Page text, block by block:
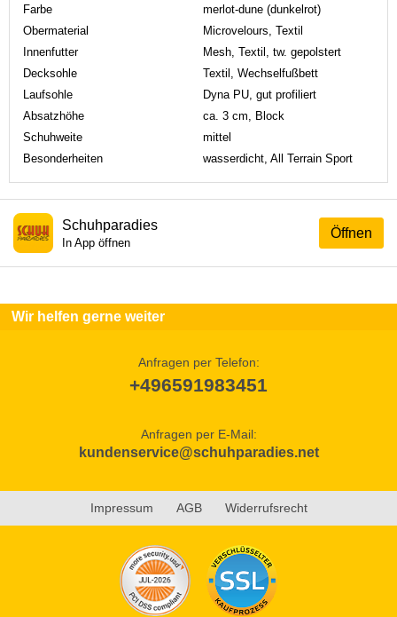
Farbe
merlot-dune (dunkelrot)
Obermaterial
Microvelours, Textil
Innenfutter
Mesh, Textil, tw. gepolstert
Decksohle
Textil, Wechselfußbett
Laufsohle
Dyna PU, gut profiliert
Absatzhöhe
ca. 3 cm, Block
Schuhweite
mittel
Besonderheiten
wasserdicht, All Terrain Sport
Öffnen
Schuhparadies
In App öffnen
Wir helfen gerne weiter
Anfragen per Telefon:
+496591983451
Anfragen per E-Mail:
kundenservice@schuhparadies.net
Impressum AGB Widerrufsrecht